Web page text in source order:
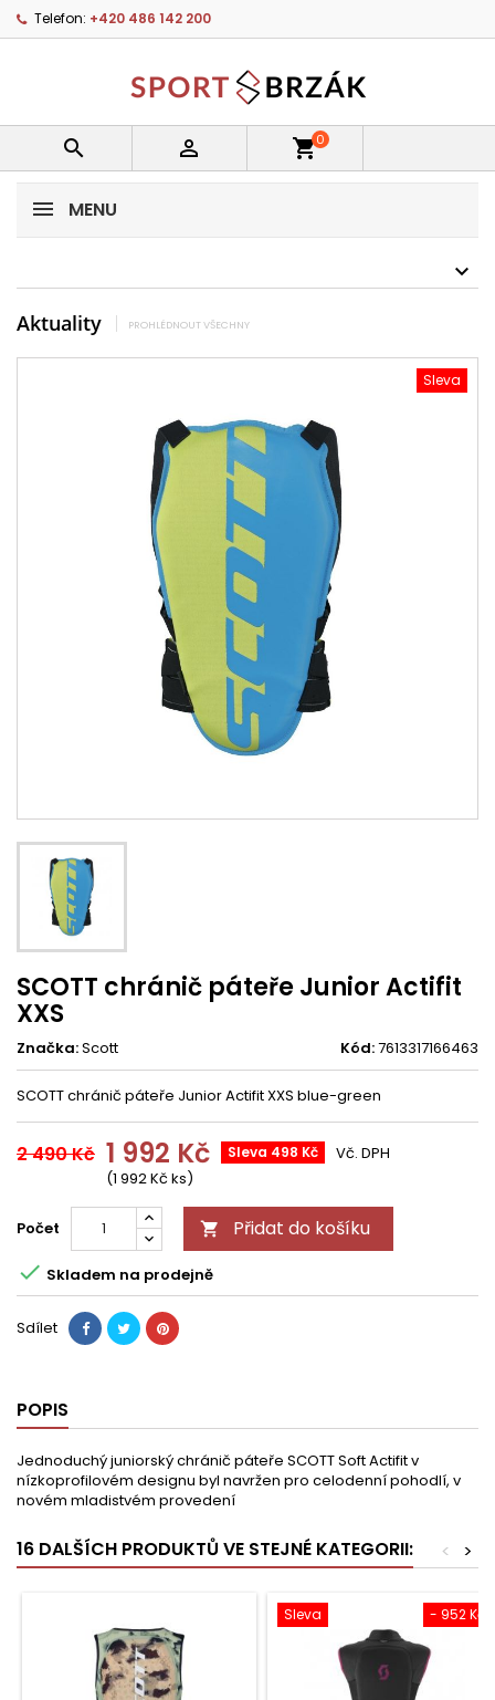
Telefon: +420 486 142 200
  shopping_cart0
MENU
Aktuality PROHLÉDNOUT VŠECHNY
Sleva
SCOTT chránič páteře Junior Actifit
XXS
Značka:Scott Kód:7613317166463
SCOTT chránič páteře Junior Actifit XXS blue-green
2 490 Kč 1 992 Kč Sleva 498 Kč
(1 992 Kč ks)
Vč. DPH
Počet  Přidat do košíku
 Skladem na prodejně
Sdílet
POPIS
Jednoduchý juniorský chránič páteře SCOTT Soft Actifit v
nízkoprofilovém designu byl navržen pro celodenní pohodlí, v
novém mladistvém provedení
16 DALŠÍCH PRODUKTŮ VE STEJNÉ KATEGORII: >
<
- 952 Kč
Sleva